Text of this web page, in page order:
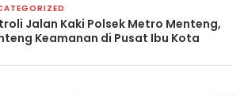
Jalan Kaki Polsek Metro Menteng,
Keamanan di Pusat Ibu Kota